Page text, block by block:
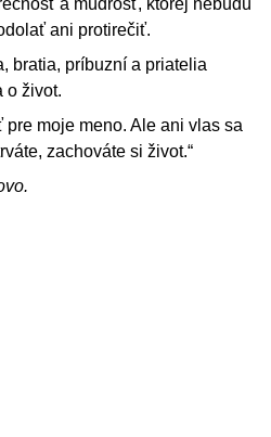
ani protirečiť.
bratia, príbuzní a priatelia
o život.
moje meno. Ale ani vlas sa
zachováte si život.“